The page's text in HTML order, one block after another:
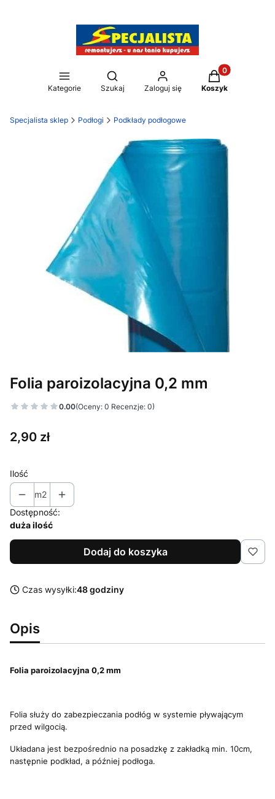
Kategorie
Otwórz wyszukiwarkę
Szukaj Zaloguj się
Produkty w
Koszyk
Specjalista sklep Podłogi Podkłady podłogowe
Folia paroizolacyjna 0,2 mm
0.00(Oceny: 0 Recenzje: 0)
Cena
2,90 zł
Ilość
m2
Dostępność:
duża ilość
Dodaj do koszyka
Czas wysyłki:48 godziny
Opis
Folia paroizolacyjna 0,2 mm
Folia służy do zabezpieczania podłóg w systemie pływającym
przed wilgocią.
Układana jest bezpośrednio na posadzkę z zakładką min. 10cm,
następnie podkład, a później podłoga.